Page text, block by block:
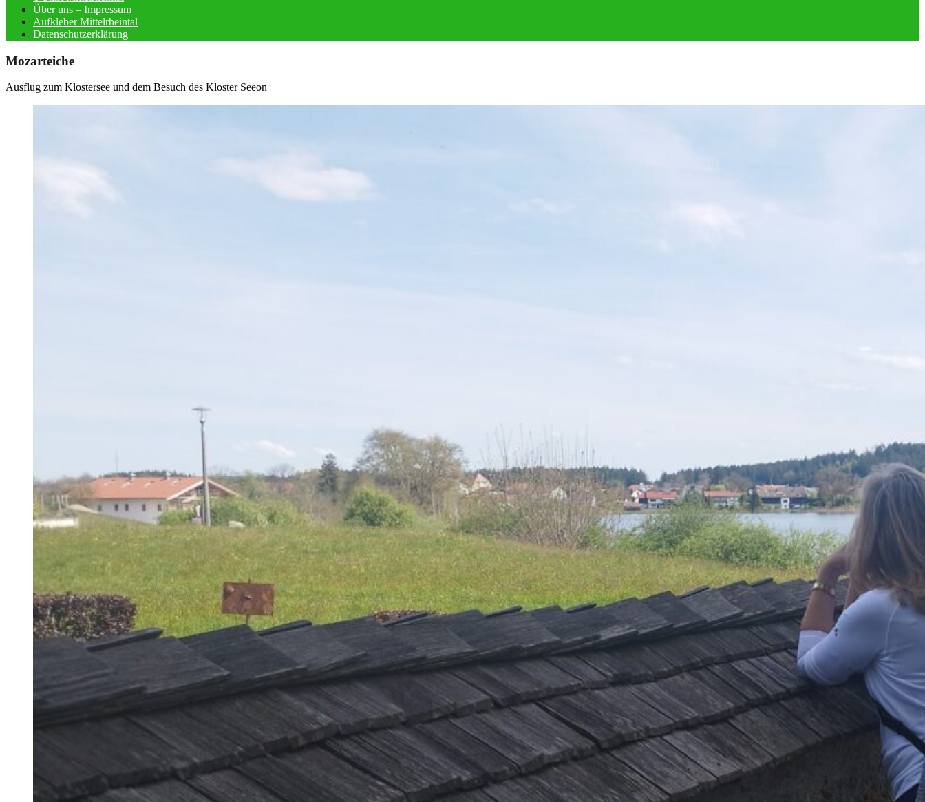
Über uns – Impressum
Aufkleber Mittelrheintal
Datenschutzerklärung
Mozarteiche
Ausflug zum Klostersee und dem Besuch des Kloster Seeon